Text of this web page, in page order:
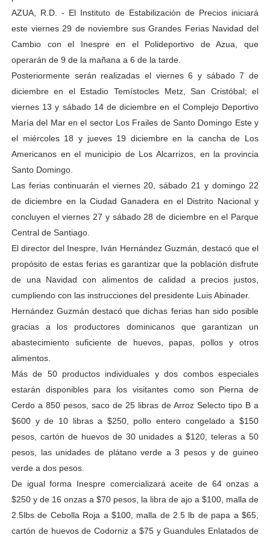
AZUA, R.D. - El Instituto de Estabilización de Precios iniciará
este viernes 29 de noviembre sus Grandes Ferias Navidad del
Cambio con el Inespre en el Polideportivo de Azua, que
operarán de 9 de la mañana a 6 de la tarde.
Posteriormente serán realizadas el viernes 6 y sábado 7 de
diciembre en el Estadio Temístocles Metz, San Cristóbal; el
viernes 13 y sábado 14 de diciembre en el Complejo Deportivo
María del Mar en el sector Los Frailes de Santo Domingo Este y
el miércoles 18 y jueves 19 diciembre en la cancha de Los
Americanos en el municipio de Los Alcarrizos, en la provincia
Santo Domingo.
Las ferias continuarán el viernes 20, sábado 21 y domingo 22
de diciembre en la Ciudad Ganadera en el Distrito Nacional y
concluyen el viernes 27 y sábado 28 de diciembre en el Parque
Central de Santiago.
El director del Inespre, Iván Hernández Guzmán, destacó que el
propósito de estas ferias es garantizar que la población disfrute
de una Navidad con alimentos de calidad a precios justos,
cumpliendo con las instrucciones del presidente Luis Abinader.
Hernández Guzmán destacó que dichas ferias han sido posible
gracias a los productores dominicanos que garantizan un
abastecimiento suficiente de huevos, papas, pollos y otros
alimentos.
Más de 50 productos individuales y dos combos especiales
estarán disponibles para los visitantes como son Pierna de
Cerdo a 850 pesos, saco de 25 libras de Arroz Selecto tipo B a
$600 y de 10 libras a $250, pollo entero congelado a $150
pesos, cartón de huevos de 30 unidades a $120, teleras a 50
pesos, las unidades de plátano verde a 3 pesos y de guineo
verde a dos pesos.
De igual forma Inespre comercializará aceite de 64 onzas a
$250 y de 16 onzas a $70 pesos, la libra de ajo a $100, malla de
2.5lbs de Cebolla Roja a $100, malla de 2.5 lb de papa a $65,
cartón de huevos de Codorniz a $75 y Guandules Enlatados de